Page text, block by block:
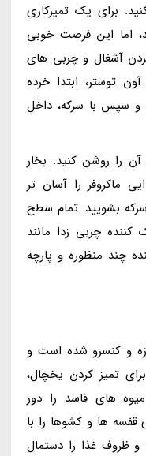
برای یک تمیزکاری
اما این فرصت خوبی
آشغال و چربی های
توستر، ابتدا خرده
و سپس با سرکه، داخل
آن را روشن کنید. بخار
ماکروفر را آسان تر
سرکه بشویید. تمام سطح
چربی زدا مانند
چند منظوره و پارچه
و کنسرو شده است و
تمیز کردن یخچال،
های فاسد را دور
قفسه ها و کشوها را با
و ظروف غذا را دستمال